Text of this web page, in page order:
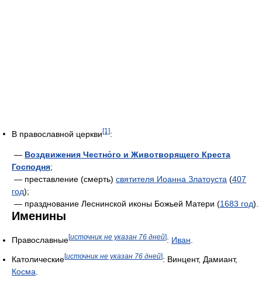
В православной церкви[1]:
— Воздвижения Честно́го и Животворящего Креста
Господня;
— преставление (смерть) святителя Иоанна Златоуста (407
год);
— празднование Леснинской иконы Божьей Матери (1683 год).
Именины
Православные[источник не указан 76 дней]: Иван
Католические[источник не указан 76 дней]: Винцент, Дамиант,
Косма